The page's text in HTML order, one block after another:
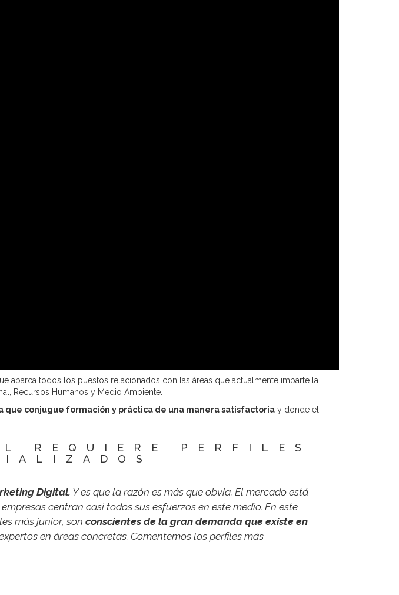
abarca todos los puestos relacionados con las áreas que actualmente imparte la
Recursos Humanos y Medio Ambiente.
que conjugue formación y práctica de una manera satisfactoria y donde el
REQUIERE PERFILES
Digital. Y es que la razón es más que obvia. El mercado está
centran casi todos sus esfuerzos en este medio. En este
más junior, son conscientes de la gran demanda que existe en
en áreas concretas. Comentemos los perfiles más